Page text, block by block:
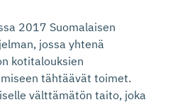
2017 Suomalaisen
jossa yhtenä
kotitalouksien
tähtäävät toimet.
välttämätön taito, joka